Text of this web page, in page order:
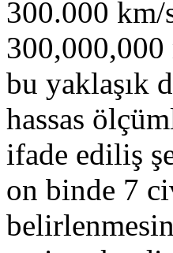
300.000 km/
300,000,000
bu yaklaşık
hassas
ifade ediliş
on binde 7